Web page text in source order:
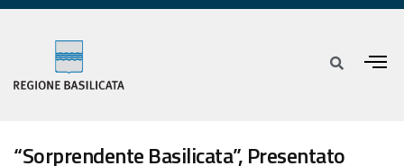
“Sorprendente Basilicata”, Presentato